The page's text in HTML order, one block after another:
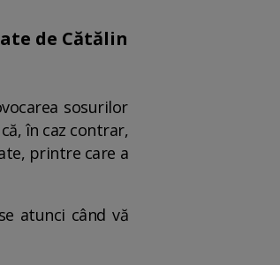
de Cătălin
sosurilor
în caz contrar,
printre care a
atunci când vă